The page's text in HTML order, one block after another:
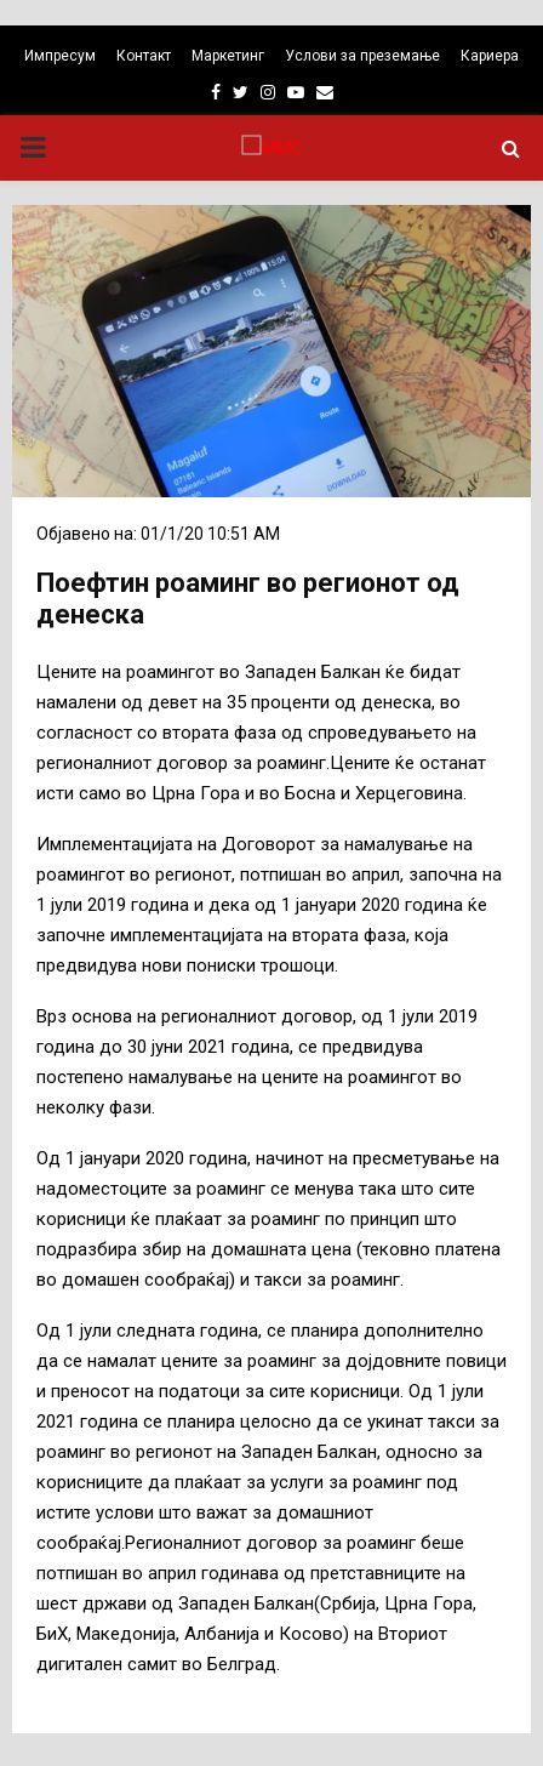
Импресум Контакт Маркетинг Услови за преземање Кариера
Facebook
TwitterInstagram
Youtube
Email
PRIMARY
MENU
Објавено на: 01/1/20 10:51 AM
Поефтин роаминг во регионот од
денеска
Цените на роамингот во Западен Балкан ќе бидат
намалени од девет на 35 проценти од денеска, во
согласност со втората фаза од спроведувањето на
регионалниот договор за роаминг.Цените ќе останат
исти само во Црна Гора и во Босна и Херцеговина.
Имплементацијата на Договорот за намалување на
роамингот во регионот, потпишан во април, започна на
1 јули 2019 година и дека од 1 јануари 2020 година ќе
започне имплементацијата на втората фаза, која
предвидува нови пониски трошоци.
Врз основа на регионалниот договор, од 1 јули 2019
година до 30 јуни 2021 година, се предвидува
постепено намалување на цените на роамингот во
неколку фази.
Од 1 јануари 2020 година, начинот на пресметување на
надоместоците за роаминг се менува така што сите
корисници ќе плаќаат за роаминг по принцип што
подразбира збир на домашната цена (тековно платена
во домашен сообраќај) и такси за роаминг.
Од 1 јули следната година, се планира дополнително
да се намалат цените за роаминг за дојдовните повици
и преносот на податоци за сите корисници. Од 1 јули
2021 година се планира целосно да се укинат такси за
роаминг во регионот на Западен Балкан, односно за
корисниците да плаќаат за услуги за роаминг под
истите услови што важат за домашниот
сообраќај.Регионалниот договор за роаминг беше
потпишан во април годинава од претставниците на
шест држави од Западен Балкан(Србија, Црна Гора,
БиХ, Македонија, Албанија и Косово) на Вториот
дигитален самит во Белград.